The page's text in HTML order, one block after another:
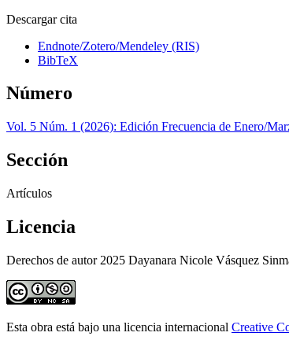
Descargar cita
Endnote/Zotero/Mendeley (RIS)
BibTeX
Número
Vol. 5 Núm. 1 (2026): Edición Frecuencia de Enero/
Sección
Artículos
Licencia
Derechos de autor 2025 Dayanara Nicole Vásquez
Esta obra está bajo una licencia internacional Creative